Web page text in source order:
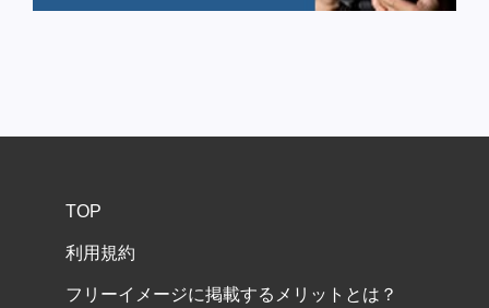
TOP
利用規約
フリーイメージに掲載するメリットとは？